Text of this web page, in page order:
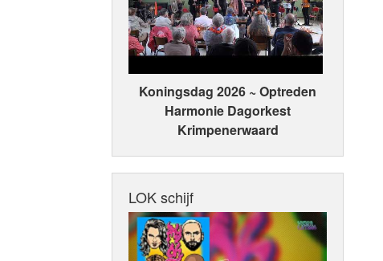
Koningsdag 2026 ~ Optreden
Harmonie Dagorkest
Krimpenerwaard
LOK schijf